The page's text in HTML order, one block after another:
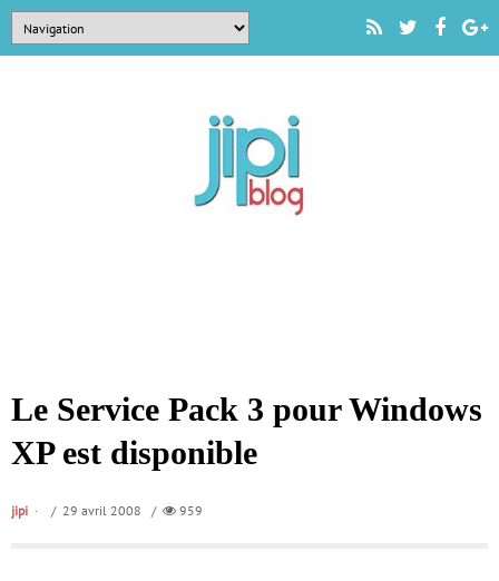
Le Service Pack 3 pour Windows
XP est disponible
jipi / 29 avril 2008 / 959